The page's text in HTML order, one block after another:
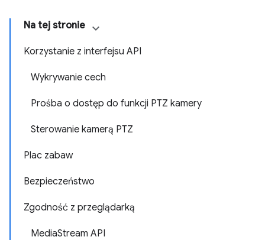
Na tej stronie
Korzystanie z interfejsu API
Wykrywanie cech
Prośba o dostęp do funkcji PTZ kamery
Sterowanie kamerą PTZ
Plac zabaw
Bezpieczeństwo
Zgodność z przeglądarką
MediaStream API